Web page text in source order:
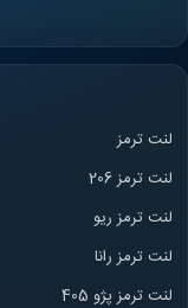
لنت ترمز
لنت ترمز 206
لنت ترمز ریو
لنت ترمز رانا
لنت ترمز پژو 405